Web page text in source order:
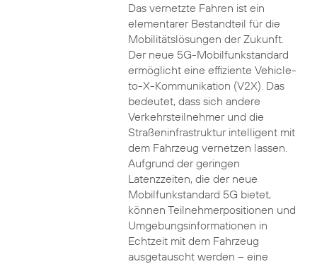
Das vernetzte Fahren ist ein
elementarer Bestandteil für die
Mobilitätslösungen der Zukunft.
Der neue 5G-Mobilfunkstandard
ermöglicht eine effiziente Vehicle-
to-X-Kommunikation (V2X). Das
bedeutet, dass sich andere
Verkehrsteilnehmer und die
Straßeninfrastruktur intelligent mit
dem Fahrzeug vernetzen lassen.
Aufgrund der geringen
Latenzzeiten, die der neue
Mobilfunkstandard 5G bietet,
können Teilnehmerpositionen und
Umgebungsinformationen in
Echtzeit mit dem Fahrzeug
ausgetauscht werden – eine